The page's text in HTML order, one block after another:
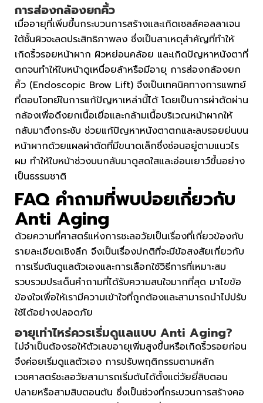
การส่องกล้องยกคิ้ว
เมื่ออายุที่เพิ่มขึ้นกระบวนการสร้างและเกิดเซลล์คอลลาเจน
ใต้ชั้นผิวจะลดประสิทธิภาพลง ซึ่งเป็นสาเหตุสำคัญที่ทำให้
เกิดริ้วรอยหน้าผาก ผิวหย่อนคล้อย และเกิดปัญหาหนังตาที่
ตกจนทำให้ใบหน้าดูเหนื่อยล้าหรือมีอายุ การส่องกล้องยก
คิ้ว (Endoscopic Brow Lift) จึงเป็นเทคนิคทางการแพทย์
ที่ตอบโจทย์ในการแก้ปัญหาเหล่านี้ได้ โดยเป็นการผ่าตัดผ่าน
กล้องเพื่อดึงยกเนื้อเยื่อและกล้ามเนื้อบริเวณหน้าผากให้
กลับมาตึงกระชับ ช่วยแก้ปัญหาหนังตาตกและลบรอยย่นบน
หน้าผากด้วยแผลผ่าตัดที่มีขนาดเล็กซึ่งซ่อนอยู่ตามแนวไร
ผม ทำให้ใบหน้าช่วงบนกลับมาดูสดใสและอ่อนเยาว์ขึ้นอย่าง
เป็นธรรมชาติ
FAQ คำถามที่พบบ่อยเกี่ยวกับ
Anti Aging
ด้วยความที่ศาสตร์แห่งการชะลอวัยเป็นเรื่องที่เกี่ยวข้องกับ
รายละเอียดเชิงลึก จึงเป็นเรื่องปกติที่จะมีข้อสงสัยเกี่ยวกับ
การเริ่มต้นดูแลตัวเองและการเลือกใช้วิธีการที่เหมาะสม
รวบรวมประเด็นคำถามที่ได้รับความสนใจมากที่สุด มาไขข้อ
ข้องใจเพื่อให้เรามีความเข้าใจที่ถูกต้องและสามารถนำไปปรับ
ใช้ได้อย่างปลอดภัย
อายุเท่าไหร่ควรเริ่มดูแลแบบ Anti Aging?
ไม่จำเป็นต้องรอให้ตัวเลขอายุเพิ่มสูงขึ้นหรือเกิดริ้วรอยก่อน
จึงค่อยเริ่มดูแลตัวเอง การปรับพฤติกรรมตามหลัก
เวชศาสตร์ชะลอวัยสามารถเริ่มต้นได้ตั้งแต่วัยยี่สิบตอน
ปลายหรือสามสิบตอนต้น ซึ่งเป็นช่วงที่กระบวนการสร้างคอ